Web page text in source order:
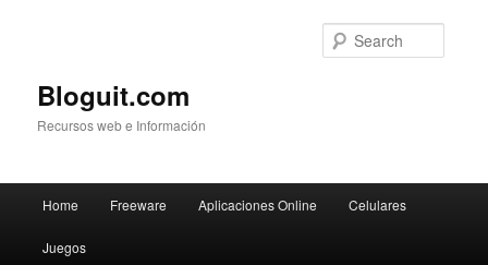
Bloguit.com
Recursos web e Información
Skip
to
Home Freeware Aplicaciones Online Celulares
Juegos